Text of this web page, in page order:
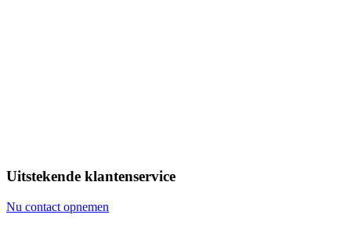
Uitstekende klantenservice
Nu contact opnemen